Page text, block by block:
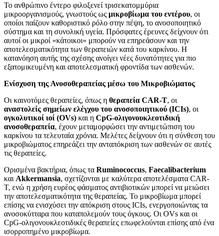
Το ανθρώπινο έντερο φιλοξενεί τρισεκατομμύρια
μικροοργανισμούς, γνωστούς ως μικροβίωμα του εντέρου, οι
οποίοι παίζουν καθοριστικό ρόλο στην πέψη, το ανοσοποιητικό
σύστημα και τη συνολική υγεία. Πρόσφατες έρευνες δείχνουν ότι
αυτοί οι μικροί «κάτοικοι» μπορούν να επηρεάσουν και την
αποτελεσματικότητα των θεραπειών κατά του καρκίνου. Η
κατανόηση αυτής της σχέσης ανοίγει νέες δυνατότητες για πιο
εξατομικευμένη και αποτελεσματική φροντίδα των ασθενών.
Ενίσχυση της Ανοσοθεραπείας μέσω του Μικροβιώματος
Οι καινοτόμες θεραπείες, όπως η θεραπεία CAR-T, οι
αναστολείς σημείων ελέγχου του ανοσοποιητικού (ICIs), οι
ογκολυτικοί ιοί (OVs) και η CpG-ολιγονουκλεοτιδική
ανοσοθεραπεία, έχουν μεταμορφώσει την αντιμετώπιση του
καρκίνου τα τελευταία χρόνια. Μελέτες δείχνουν ότι η σύνθεση του
μικροβιώματος επηρεάζει την ανταπόκριση των ασθενών σε αυτές
τις θεραπείες.
Ορισμένα βακτήρια, όπως τα Ruminococcus, Faecalibacterium
και Akkermansia, σχετίζονται με καλύτερα αποτελέσματα CAR-
T, ενώ η χρήση ευρέος φάσματος αντιβιοτικών μπορεί να μειώσει
την αποτελεσματικότητα της θεραπείας. Το μικροβίωμα μπορεί
επίσης να ενισχύσει την απόκριση στους ICIs, ενεργοποιώντας τα
ανοσοκύτταρα που καταπολεμούν τους όγκους. Οι OVs και οι
CpG-ολιγονουκλεοτιδικές θεραπείες επωφελούνται επίσης από ένα
ισορροπημένο μικροβίωμα.